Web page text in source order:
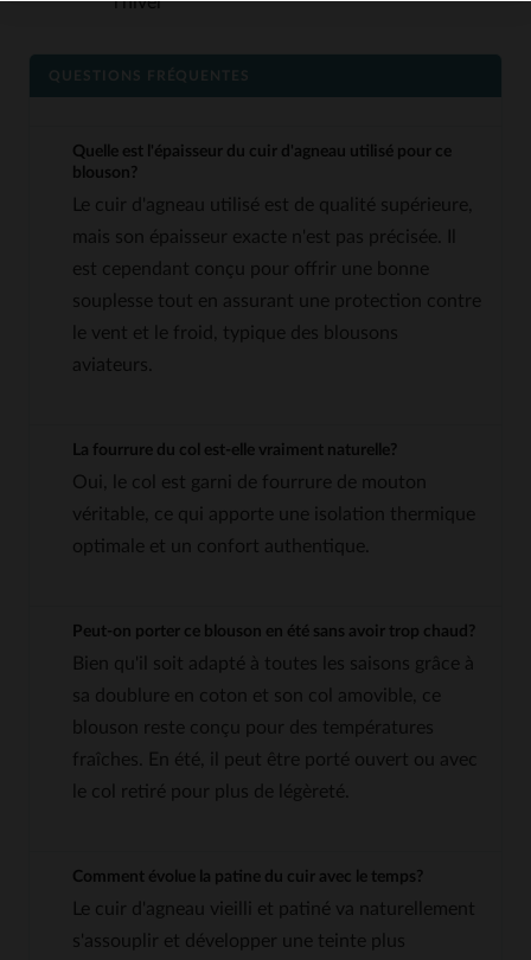
QUESTIONS FRÉQUENTES
Quelle est l'épaisseur du cuir d'agneau utilisé pour ce
blouson?
Le cuir d'agneau utilisé est de qualité supérieure,
mais son épaisseur exacte n'est pas précisée. Il
est cependant conçu pour offrir une bonne
souplesse tout en assurant une protection contre
le vent et le froid, typique des blousons
aviateurs.
La fourrure du col est-elle vraiment naturelle?
Oui, le col est garni de fourrure de mouton
véritable, ce qui apporte une isolation thermique
optimale et un confort authentique.
Peut-on porter ce blouson en été sans avoir trop chaud?
Bien qu'il soit adapté à toutes les saisons grâce à
sa doublure en coton et son col amovible, ce
blouson reste conçu pour des températures
fraîches. En été, il peut être porté ouvert ou avec
le col retiré pour plus de légèreté.
Comment évolue la patine du cuir avec le temps?
Le cuir d'agneau vieilli et patiné va naturellement
s'assouplir et développer une teinte plus